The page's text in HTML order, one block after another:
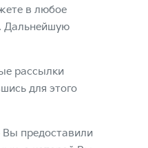
в любое
Дальнейшую
рассылки
для этого
предоставили